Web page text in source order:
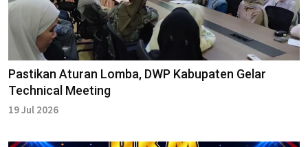
Pastikan Aturan Lomba, DWP Kabupaten Gelar
Technical Meeting
19 Jul 2026